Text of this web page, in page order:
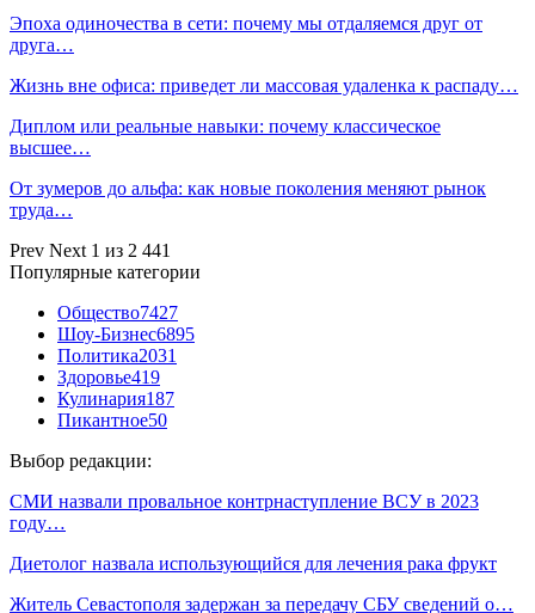
Эпоха одиночества в сети: почему мы отдаляемся друг от
друга…
Жизнь вне офиса: приведет ли массовая удаленка к распаду…
Диплом или реальные навыки: почему классическое
высшее…
От зумеров до альфа: как новые поколения меняют рынок
труда…
Prev Next 1 из 2 441
Популярные категории
Общество7427
Шоу-Бизнес6895
Политика2031
Здоровье419
Кулинария187
Пикантное50
Выбор редакции:
СМИ назвали провальное контрнаступление ВСУ в 2023
году…
Диетолог назвала использующийся для лечения рака фрукт
Житель Севастополя задержан за передачу СБУ сведений о…